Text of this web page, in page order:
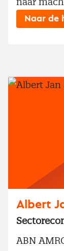
Naar de
Albert
ABN